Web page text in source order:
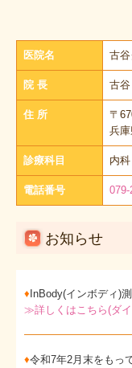
医院名 古
院 長 古
住 所
〒
兵
診療科目 内
電話番号 079-
お知らせ
♦InBody(インボディ)
≫詳しくはこちら(ダ
♦令和7年2月末をもっ